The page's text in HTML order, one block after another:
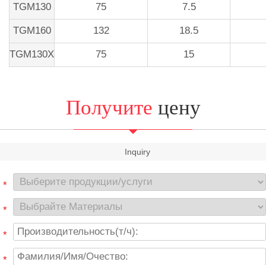
TGM130 75 7.5
TGM160 132 18.5
TGM130X 75 15
Получите цену
Inquiry
*
*
*
*